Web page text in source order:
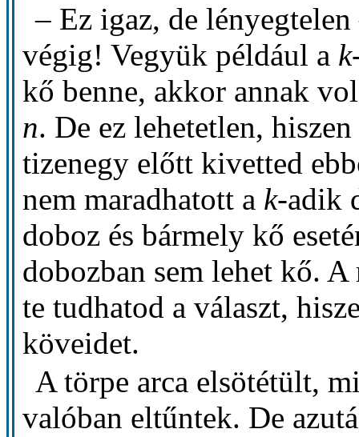
– Ez igaz, de
végig! Vegyük például a k
kő benne, akkor annak
n. De ez lehetetlen,
tizenegy előtt kivetted
nem maradhatott a k-adik
doboz és bármely kő
dobozban sem lehet kő.
te tudhatod a választ,
köveidet.
A törpe arca elsötétült,
valóban eltűntek. De